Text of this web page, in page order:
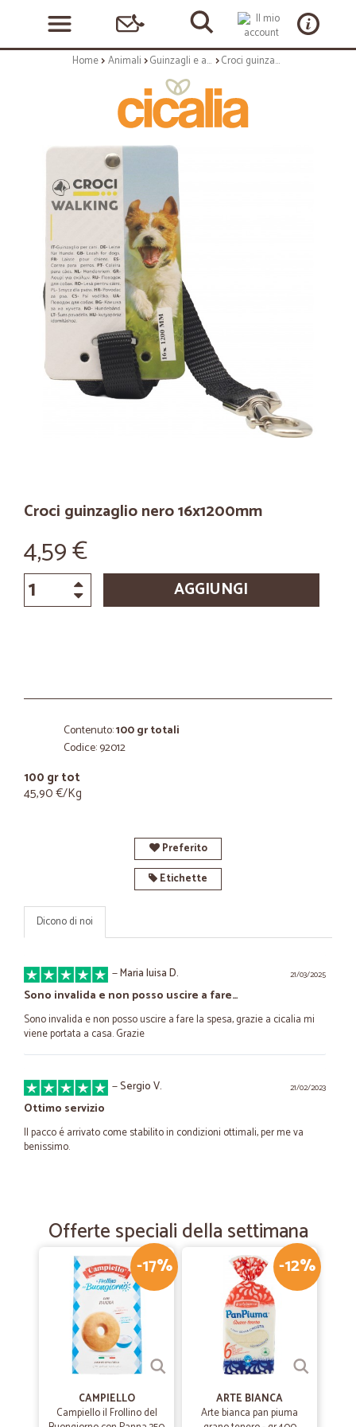
Home Animali Guinzagli e accessori per animali Croci guinzaglio nero 16x1200mm
Croci guinzaglio nero 16x1200mm
4,59 €
AGGIUNGI
Contenuto:100 gr totali
Codice: 92012
100 gr tot
45,90 €/Kg
Preferito
Etichette
Dicono di noi
21/03/2025
—Maria luisa D.
Sono invalida e non posso uscire a fare…
Sono invalida e non posso uscire a fare la spesa, grazie a cicalia mi
viene portata a casa. Grazie
21/02/2023
—Sergio V.
Ottimo servizio
Il pacco é arrivato come stabilito in condizioni ottimali, per me va
benissimo.
Ordine ok
Ordine ok, consegna perfetta, unico neo. Le date di scadenza dei
freschi, a ridosso dell’ordine…
—Matteo B.
Puntuali e prodotti ottimi
Puntuali e prodotti ottimi
07/04/2021
—Valentina N.
Offerte speciali della settimana
-17%
CAMPIELLO
Campiello il Frollino del
-12%
ARTE BIANCA
Arte bianca pan piuma